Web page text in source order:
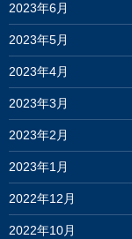
2023年6月
2023年5月
2023年4月
2023年3月
2023年2月
2023年1月
2022年12月
2022年10月